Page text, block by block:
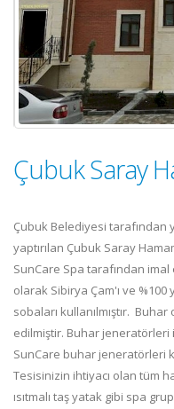
Çubuk Saray
Çubuk Belediyesi tarafından
yaptırılan Çubuk Saray
SunCare Spa tarafından
olarak Sibirya Çam'ı ve
sobaları kullanılmıştır.
edilmiştir. Buhar jeneratörleri
SunCare buhar jeneratörleri
Tesisinizin ihtiyacı olan tüm
ısıtmalı taş yatak gibi spa